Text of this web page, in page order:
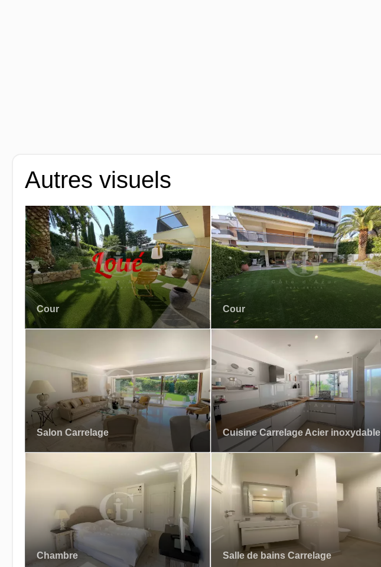
Autres visuels
Cour Cour
Salon Carrelage Cuisine Carrelage Acier inoxydable
Chambre Salle de bains Carrelage